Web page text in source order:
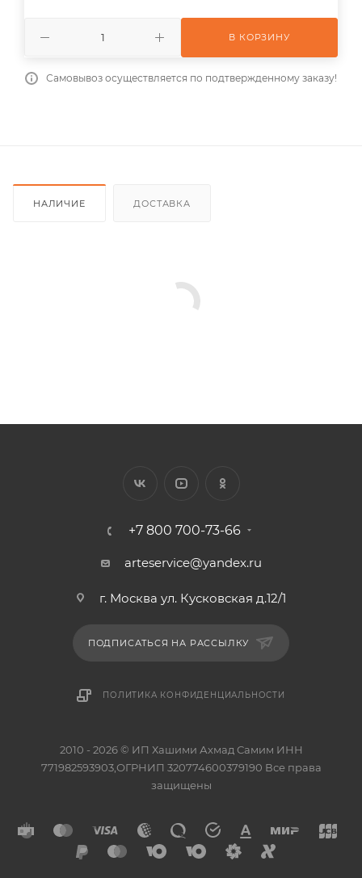
В КОРЗИНУ
Самовывоз осуществляется по подтвержденному заказу!
НАЛИЧИЕ ДОСТАВКА
+7 800 700-73-66
arteservice@yandex.ru
г. Москва ул. Кусковская д.12/1
ПОДПИСАТЬСЯ НА РАССЫЛКУ
ПОЛИТИКА КОНФИДЕНЦИАЛЬНОСТИ
2010 - 2026 © ИП Хашими Ахмад Самим ИНН
771982593903,ОГРНИП 320774600379190 Все права
защищены